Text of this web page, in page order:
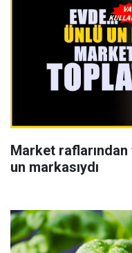
Market raflarından
un markasıydı